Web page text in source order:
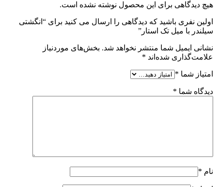
هیچ دیدگاهی برای این محصول نوشته نشده است.
اولین نفری باشید که دیدگاهی را ارسال می کنید برای “انگشتی
سیلندر با میل تک استار”
نشانی ایمیل شما منتشر نخواهد شد. بخش‌های موردنیاز
علامت‌گذاری شده‌اند *
امتیاز شما *
دیدگاه شما *
نام *